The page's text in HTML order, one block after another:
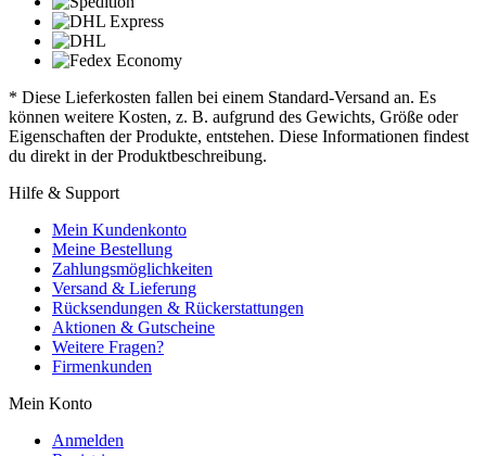
* Diese Lieferkosten fallen bei einem Standard-Versand an. Es
können weitere Kosten, z. B. aufgrund des Gewichts, Größe oder
Eigenschaften der Produkte, entstehen. Diese Informationen findest
du direkt in der Produktbeschreibung.
Hilfe & Support
Mein Kundenkonto
Meine Bestellung
Zahlungsmöglichkeiten
Versand & Lieferung
Rücksendungen & Rückerstattungen
Aktionen & Gutscheine
Weitere Fragen?
Firmenkunden
Mein Konto
Anmelden